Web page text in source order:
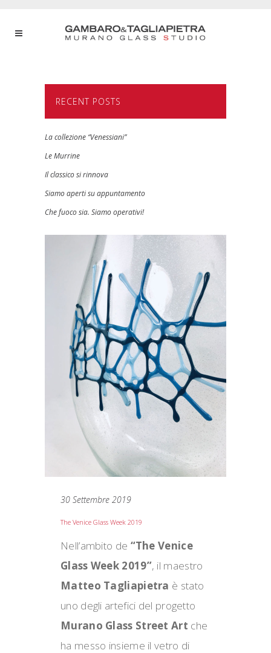
RECENT POSTS
La collezione “Venessiani”
Le Murrine
Il classico si rinnova
Siamo aperti su appuntamento
Che fuoco sia. Siamo operativi!
30 Settembre 2019
The Venice Glass Week 2019
Nell’ambito de “The Venice
Glass Week 2019”, il maestro
Matteo Tagliapietra è stato
uno degli artefici del progetto
Murano Glass Street Art che
ha messo insieme il vetro di